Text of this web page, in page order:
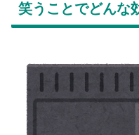
笑うことでどんな